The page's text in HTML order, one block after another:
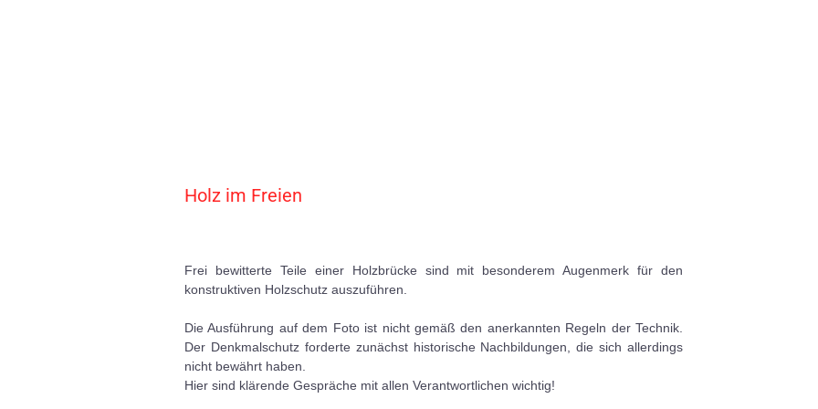
Holz im Freien
Frei bewitterte Teile einer Holzbrücke sind mit besonderem Augenmerk für den
konstruktiven Holzschutz auszuführen.
Die Ausführung auf dem Foto ist nicht gemäß den anerkannten Regeln der Technik.
Der Denkmalschutz forderte zunächst historische Nachbildungen, die sich allerdings
nicht bewährt haben.
Hier sind klärende Gespräche mit allen Verantwortlichen wichtig!